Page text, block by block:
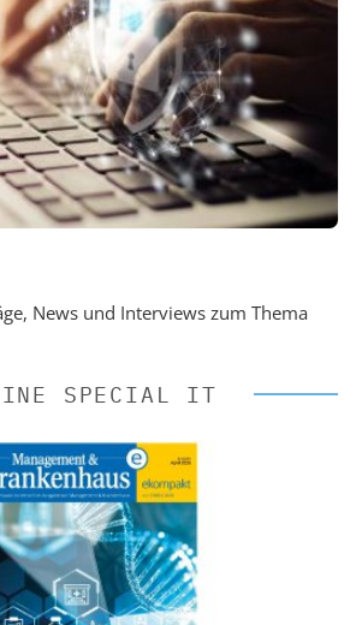
News und Interviews zum Thema
SPECIAL IT